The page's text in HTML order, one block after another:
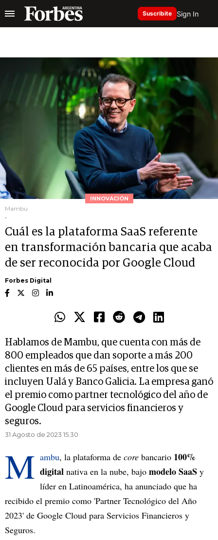
Suscribite Sign In
INNOVACIÓN
Mambu
.
Cuál es la plataforma SaaS referente
en transformación bancaria que acaba
de ser reconocida por Google Cloud
Forbes Digital
Hablamos de Mambu, que cuenta con más de
800 empleados que dan soporte a más 200
clientes en más de 65 países, entre los que se
incluyen Ualá y Banco Galicia. La empresa ganó
el premio como partner tecnológico del año de
Google Cloud para servicios financieros y
seguros.
31 Agosto de 2023 15.30
M ambu, la plataforma de core bancario 100%
digital nativa en la nube, bajo modelo SaaS y
líder en Latinoamérica, ha anunciado que ha
recibido el premio como 'Partner Tecnológico del Año
2023' de Google Cloud para Servicios Financieros y
Seguros.